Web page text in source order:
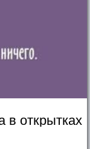
в открытках